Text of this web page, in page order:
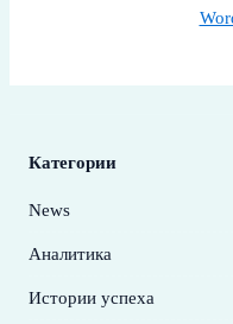
Категории
News
Аналитика
Истории успеха